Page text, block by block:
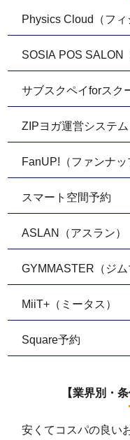
Physics Cloud（フィ
SOSIA POS SALON
サブスクペイforスク
ZIPヨガ運営システ
FanUP!（ファンナッ
スマート空間予約
ASLAN（アスラン）
GYMMASTER（ジム
MiiT+（ミータス）
Square予約
【業界別・
安くてコスパの良い